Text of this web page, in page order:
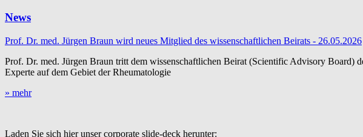
News
Prof. Dr. med. Jürgen Braun wird neues Mitglied des wissenschaftlichen Beirats - 26.05.2026
Prof. Dr. med. Jürgen Braun tritt dem wissenschaftlichen Beirat (Scientific Advisory Board)
Experte auf dem Gebiet der Rheumatologie
» mehr
Laden Sie sich hier unser corporate slide-deck herunter: